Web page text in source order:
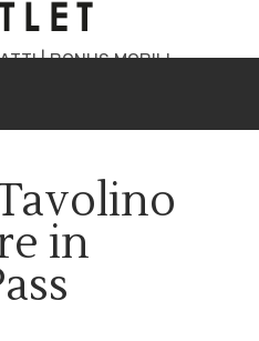
|BONUS MOBILI
in